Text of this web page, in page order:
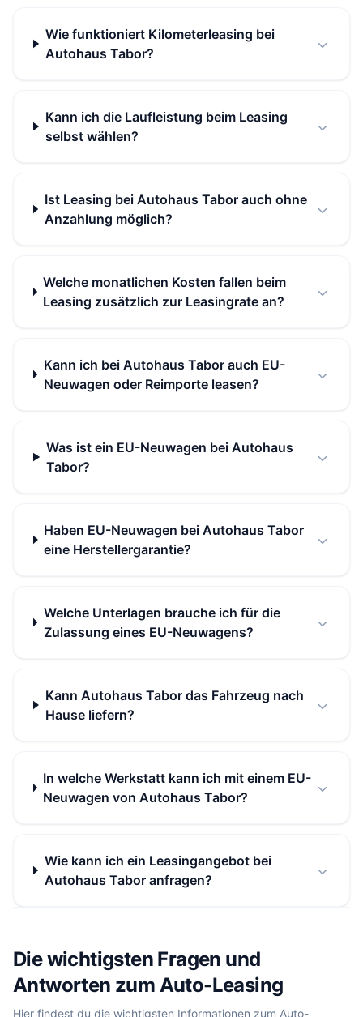
Wie funktioniert Kilometerleasing bei
Autohaus Tabor?
Kann ich die Laufleistung beim Leasing
selbst wählen?
Ist Leasing bei Autohaus Tabor auch ohne
Anzahlung möglich?
Welche monatlichen Kosten fallen beim
Leasing zusätzlich zur Leasingrate an?
Kann ich bei Autohaus Tabor auch EU-
Neuwagen oder Reimporte leasen?
Was ist ein EU-Neuwagen bei Autohaus
Tabor?
Haben EU-Neuwagen bei Autohaus Tabor
eine Herstellergarantie?
Welche Unterlagen brauche ich für die
Zulassung eines EU-Neuwagens?
Kann Autohaus Tabor das Fahrzeug nach
Hause liefern?
In welche Werkstatt kann ich mit einem EU-
Neuwagen von Autohaus Tabor?
Wie kann ich ein Leasingangebot bei
Autohaus Tabor anfragen?
Die wichtigsten Fragen und
Antworten zum Auto-Leasing
Hier findest du die wichtigsten Informationen zum Auto-